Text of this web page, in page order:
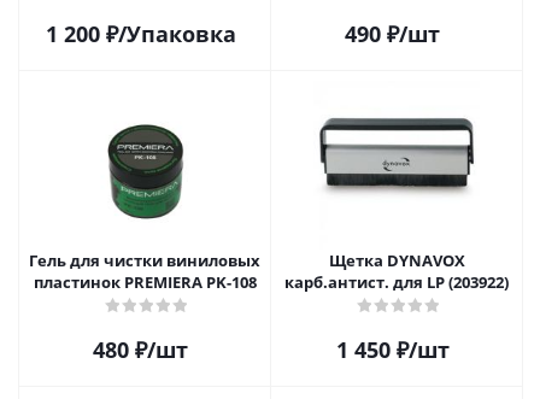
1 200₽/Упаковка 490 ₽/шт
Гель для чистки виниловых
пластинок PREMIERA PK-108
480 ₽/шт
Щетка DYNAVOX
карб.антист. для LP (203922)
1 450₽/шт